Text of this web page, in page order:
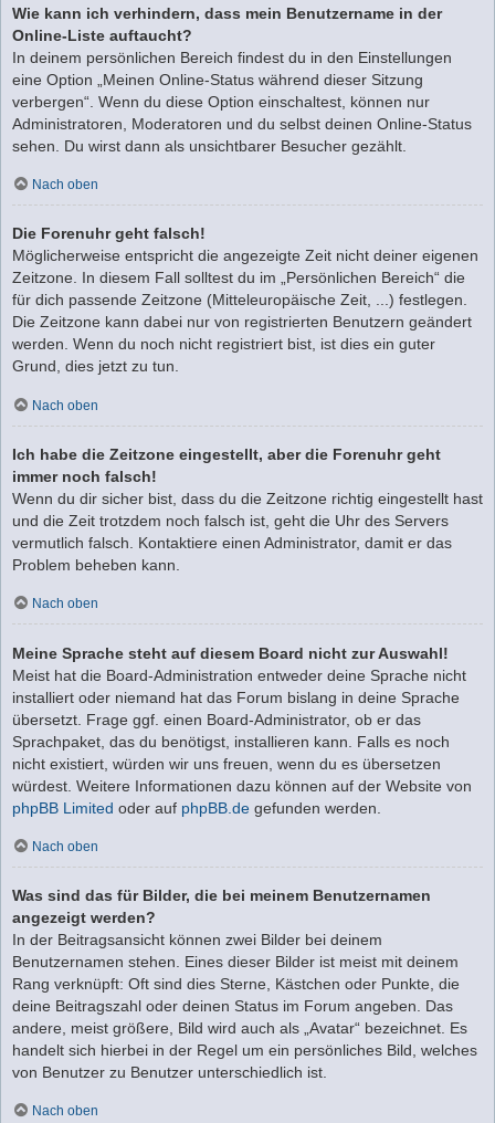
Wie kann ich verhindern, dass mein Benutzername in der
Online-Liste auftaucht?
In deinem persönlichen Bereich findest du in den Einstellungen
eine Option „Meinen Online-Status während dieser Sitzung
verbergen“. Wenn du diese Option einschaltest, können nur
Administratoren, Moderatoren und du selbst deinen Online-Status
sehen. Du wirst dann als unsichtbarer Besucher gezählt.
Nach oben
Die Forenuhr geht falsch!
Möglicherweise entspricht die angezeigte Zeit nicht deiner eigenen
Zeitzone. In diesem Fall solltest du im „Persönlichen Bereich“ die
für dich passende Zeitzone (Mitteleuropäische Zeit, ...) festlegen.
Die Zeitzone kann dabei nur von registrierten Benutzern geändert
werden. Wenn du noch nicht registriert bist, ist dies ein guter
Grund, dies jetzt zu tun.
Nach oben
Ich habe die Zeitzone eingestellt, aber die Forenuhr geht
immer noch falsch!
Wenn du dir sicher bist, dass du die Zeitzone richtig eingestellt hast
und die Zeit trotzdem noch falsch ist, geht die Uhr des Servers
vermutlich falsch. Kontaktiere einen Administrator, damit er das
Problem beheben kann.
Nach oben
Meine Sprache steht auf diesem Board nicht zur Auswahl!
Meist hat die Board-Administration entweder deine Sprache nicht
installiert oder niemand hat das Forum bislang in deine Sprache
übersetzt. Frage ggf. einen Board-Administrator, ob er das
Sprachpaket, das du benötigst, installieren kann. Falls es noch
nicht existiert, würden wir uns freuen, wenn du es übersetzen
würdest. Weitere Informationen dazu können auf der Website von
phpBB Limited oder auf phpBB.de gefunden werden.
Nach oben
Was sind das für Bilder, die bei meinem Benutzernamen
angezeigt werden?
In der Beitragsansicht können zwei Bilder bei deinem
Benutzernamen stehen. Eines dieser Bilder ist meist mit deinem
Rang verknüpft: Oft sind dies Sterne, Kästchen oder Punkte, die
deine Beitragszahl oder deinen Status im Forum angeben. Das
andere, meist größere, Bild wird auch als „Avatar“ bezeichnet. Es
handelt sich hierbei in der Regel um ein persönliches Bild, welches
von Benutzer zu Benutzer unterschiedlich ist.
Nach oben